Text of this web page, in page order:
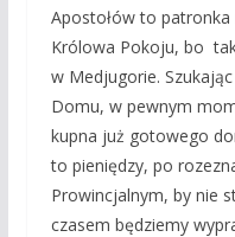
Apostołów to
Królowa Pokoju, bo
w Medjugorie.
Domu, w pewnym
kupna już gotowego
to pieniędzy, po
Prowincjalnym, by nie
czasem będziemy